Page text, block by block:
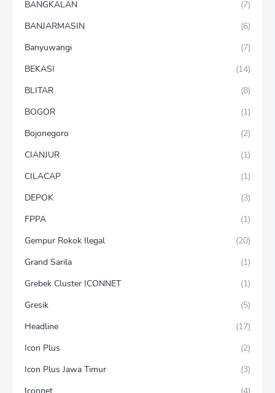
BANGKALAN
(7)
BANJARMASIN
(6)
Banyuwangi
(7)
BEKASI
(14)
BLITAR
(8)
BOGOR
(1)
Bojonegoro
(2)
CIANJUR
(1)
CILACAP
(1)
DEPOK
(3)
FPPA
(1)
Gempur Rokok Ilegal
(20)
Grand Sarila
(1)
Grebek Cluster ICONNET
(1)
Gresik
(5)
Headline
(17)
Icon Plus
(2)
Icon Plus Jawa Timur
(3)